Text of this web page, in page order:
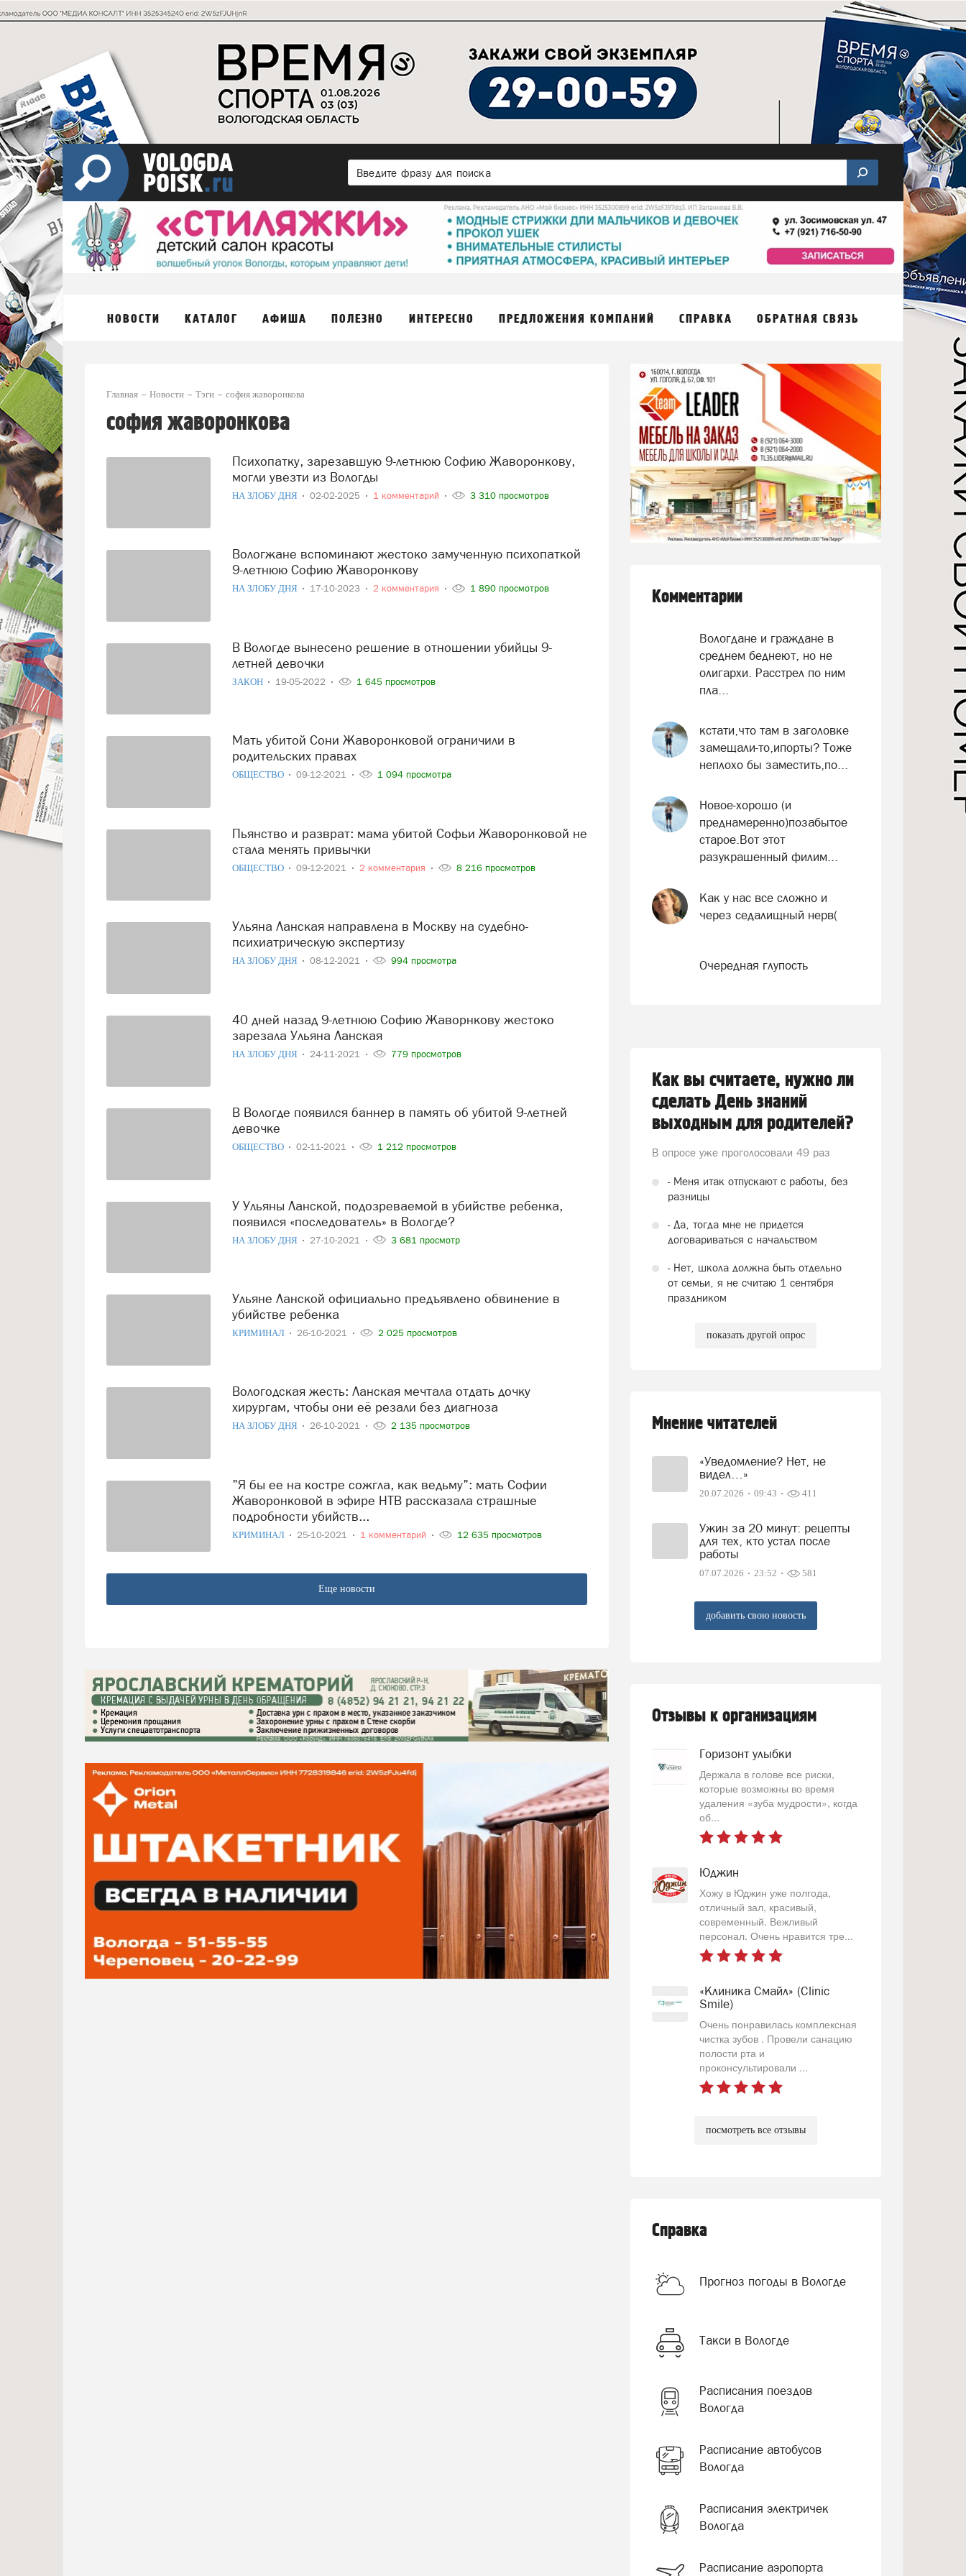
НОВОСТИ КАТАЛОГ АФИША ПОЛЕЗНО ИНТЕРЕСНО ПРЕДЛОЖЕНИЯ КОМПАНИЙ СПРАВКА ОБРАТНАЯ СВЯЗЬ
Главная Новости Тэги софия жаворонкова
софия жаворонкова
Психопатку, зарезавшую 9-летнюю Софию Жаворонкову,
могли увезти из Вологды
НА ЗЛОБУ ДНЯ 02-02-2025 1 комментарий 3 310 просмотров
Вологжане вспоминают жестоко замученную психопаткой
9-летнюю Софию Жаворонкову
НА ЗЛОБУ ДНЯ 17-10-2023 2 комментария 1 890 просмотров
В Вологде вынесено решение в отношении убийцы 9-
летней девочки
ЗАКОН 19-05-2022 1 645 просмотров
Мать убитой Сони Жаворонковой ограничили в
родительских правах
ОБЩЕСТВО 09-12-2021 1 094 просмотра
Пьянство и разврат: мама убитой Софьи Жаворонковой не
стала менять привычки
ОБЩЕСТВО 09-12-2021 2 комментария 8 216 просмотров
Ульяна Ланская направлена в Москву на судебно-
психиатрическую экспертизу
НА ЗЛОБУ ДНЯ 08-12-2021 994 просмотра
40 дней назад 9-летнюю Софию Жаворнкову жестоко
зарезала Ульяна Ланская
НА ЗЛОБУ ДНЯ 24-11-2021 779 просмотров
В Вологде появился баннер в память об убитой 9-летней
девочке
ОБЩЕСТВО 02-11-2021 1 212 просмотров
У Ульяны Ланской, подозреваемой в убийстве ребенка,
появился «последователь» в Вологде?
НА ЗЛОБУ ДНЯ 27-10-2021 3 681 просмотр
Ульяне Ланской официально предъявлено обвинение в
убийстве ребенка
КРИМИНАЛ 26-10-2021 2 025 просмотров
Вологодская жесть: Ланская мечтала отдать дочку
хирургам, чтобы они её резали без диагноза
НА ЗЛОБУ ДНЯ 26-10-2021 2 135 просмотров
"Я бы ее на костре сожгла, как ведьму": мать Софии
Жаворонковой в эфире НТВ рассказала страшные
подробности убийств...
КРИМИНАЛ 25-10-2021 1 комментарий 12 635 просмотров
Еще новости
Комментарии
Вологдане и граждане в
среднем беднеют, но не
олигархи. Расстрел по ним
пла...
кстати,что там в заголовке
замещали-то,ипорты? Тоже
неплохо бы заместить,по...
Новое-хорошо (и
преднамеренно)позабытое
старое.Вот этот
разукрашенный филим...
Как у нас все сложно и
через седалищный нерв(
Очередная глупость
Как вы считаете, нужно ли
сделать День знаний
выходным для родителей?
В опросе уже проголосовали 49 раз
- Меня итак отпускают с работы, без
разницы
- Да, тогда мне не придется
договариваться с начальством
- Нет, школа должна быть отдельно
от семьи, я не считаю 1 сентября
праздником
показать другой опрос
Мнение читателей
«Уведомление? Нет, не
видел…»
20.07.2026 09:43 411
Ужин за 20 минут: рецепты
для тех, кто устал после
работы
07.07.2026 23:52 581
добавить свою новость
Отзывы к организациям
Горизонт улыбки
Держала в голове все риски,
которые возможны во время
удаления «зуба мудрости», когда
об...
Юджин
Хожу в Юджин уже полгода,
отличный зал, красивый,
современный. Вежливый
персонал. Очень нравится тре...
«Клиника Смайл» (Clinic
Smile)
Очень понравилась комплексная
чистка зубов . Провели санацию
полости рта и
проконсультировали ...
посмотреть все отзывы
Справка
Прогноз погоды в Вологде
Такси в Вологде
Расписания поездов
Вологда
Расписание автобусов
Вологда
Расписания электричек
Вологда
Расписание аэропорта